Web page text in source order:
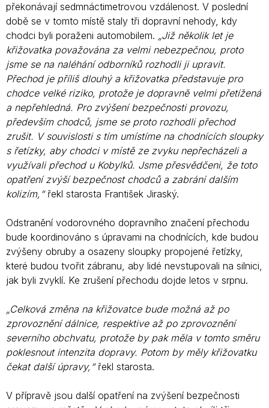
překonávají sedmnáctimetrovou vzdálenost. V poslední
době se v tomto místě staly tři dopravní nehody, kdy
chodci byli poraženi automobilem. „Již několik let je
křižovatka považována za velmi nebezpečnou, proto
jsme se na naléhání odborníků rozhodli ji upravit.
Přechod je příliš dlouhý a křižovatka představuje pro
chodce velké riziko, protože je dopravně velmi přetížená
a nepřehledná. Pro zvýšení bezpečnosti provozu,
především chodců, jsme se proto rozhodli přechod
zrušit. V souvislosti s tím umístíme na chodnících sloupky
s řetízky, aby chodci v místě ze zvyku nepřecházeli a
využívali přechod u Kobylků. Jsme přesvědčeni, že toto
opatření zvýší bezpečnost chodců a zabrání dalším
kolizím,“ řekl starosta František Jiraský.
Odstranění vodorovného dopravního značení přechodu
bude koordinováno s úpravami na chodnících, kde budou
zvýšeny obruby a osazeny sloupky propojené řetízky,
které budou tvořit zábranu, aby lidé nevstupovali na silnici,
jak byli zvyklí. Ke zrušení přechodu dojde letos v srpnu.
„Celková změna na křižovatce bude možná až po
zprovoznění dálnice, respektive až po zprovoznění
severního obchvatu, protože by pak měla v tomto směru
poklesnout intenzita dopravy. Potom by měly křižovatku
čekat další úpravy,“řekl starosta.
V přípravě jsou další opatření na zvýšení bezpečnosti